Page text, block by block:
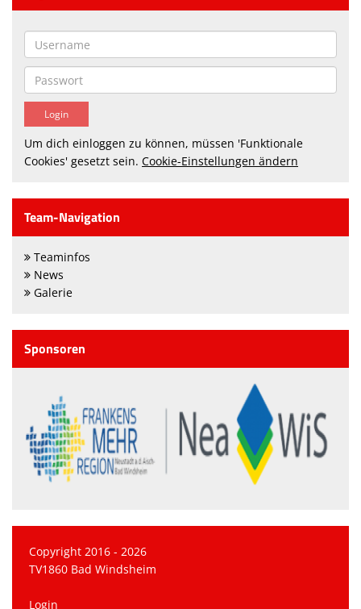
Um dich einloggen zu können, müssen 'Funktionale
Cookies' gesetzt sein. Cookie-Einstellungen ändern
Team-Navigation
Teaminfos
News
Galerie
Sponsoren
Copyright 2016 - 2026
TV1860 Bad Windsheim
Login